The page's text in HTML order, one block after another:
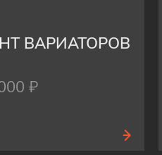
ВАРИАТОРОВ
₽